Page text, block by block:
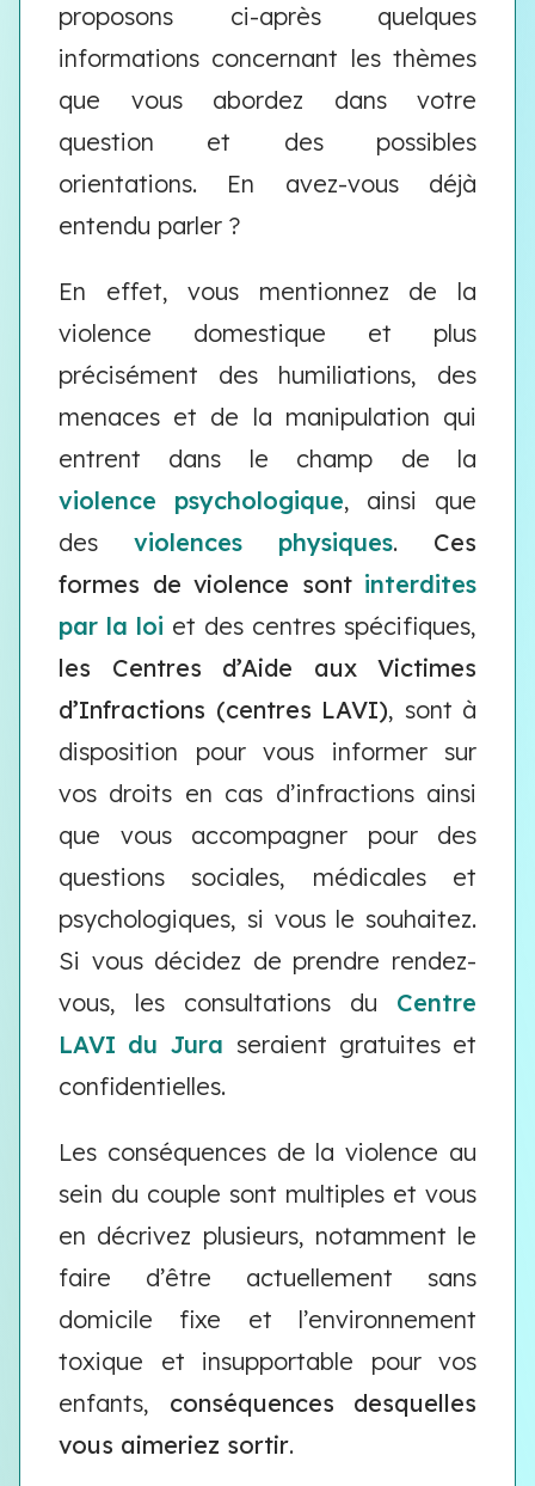
proposons ci-après quelques
informations concernant les thèmes
que vous abordez dans votre
question et des possibles
orientations. En avez-vous déjà
entendu parler ?
En effet, vous mentionnez de la
violence domestique et plus
précisément des humiliations, des
menaces et de la manipulation qui
entrent dans le champ de la
violence psychologique, ainsi que
des violences physiques. Ces
formes de violence sont interdites
par la loi et des centres spécifiques,
les Centres d’Aide aux Victimes
d’Infractions (centres LAVI), sont à
disposition pour vous informer sur
vos droits en cas d’infractions ainsi
que vous accompagner pour des
questions sociales, médicales et
psychologiques, si vous le souhaitez.
Si vous décidez de prendre rendez-
vous, les consultations du
Centre
LAVI du Jura seraient gratuites et
confidentielles.
Les conséquences de la violence au
sein du couple sont multiples et vous
en décrivez plusieurs, notamment le
faire d’être actuellement sans
domicile fixe et l’environnement
toxique et insupportable pour vos
enfants, conséquences desquelles
vous aimeriez sortir.